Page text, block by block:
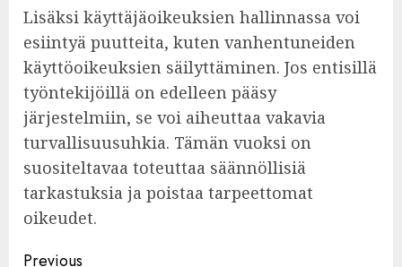
Lisäksi käyttäjäoikeuksien hallinnassa voi
esiintyä puutteita, kuten vanhentuneiden
käyttöoikeuksien säilyttäminen. Jos entisillä
työntekijöillä on edelleen pääsy
järjestelmiin, se voi aiheuttaa vakavia
turvallisuusuhkia. Tämän vuoksi on
suositeltavaa toteuttaa säännöllisiä
tarkastuksia ja poistaa tarpeettomat
oikeudet.
Previous